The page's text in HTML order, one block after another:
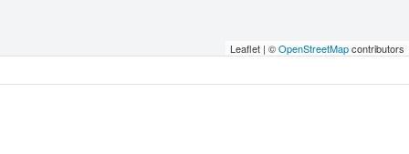
Leaflet | ©OpenStreetMapcontributors